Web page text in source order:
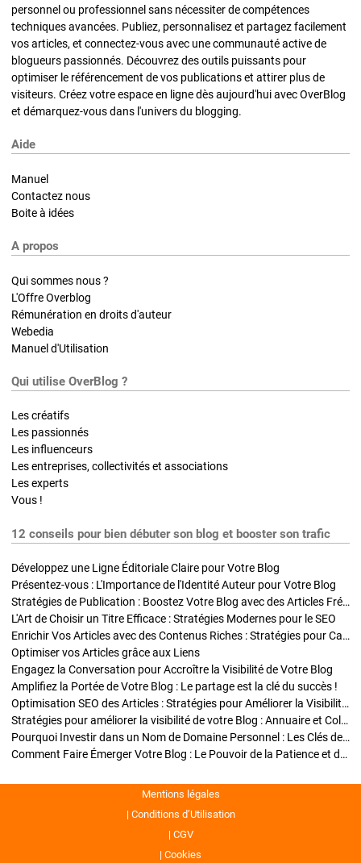
personnel ou professionnel sans nécessiter de compétences
techniques avancées. Publiez, personnalisez et partagez facilement
vos articles, et connectez-vous avec une communauté active de
blogueurs passionnés. Découvrez des outils puissants pour
optimiser le référencement de vos publications et attirer plus de
visiteurs. Créez votre espace en ligne dès aujourd'hui avec OverBlog
et démarquez-vous dans l'univers du blogging.
Aide
Manuel
Contactez nous
Boite à idées
A propos
Qui sommes nous ?
L'Offre Overblog
Rémunération en droits d'auteur
Webedia
Manuel d'Utilisation
Qui utilise OverBlog ?
Les créatifs
Les passionnés
Les influenceurs
Les entreprises, collectivités et associations
Les experts
Vous !
12 conseils pour bien débuter son blog et booster son trafic
Développez une Ligne Éditoriale Claire pour Votre Blog
Présentez-vous : L'Importance de l'Identité Auteur pour Votre Blog
Stratégies de Publication : Boostez Votre Blog avec des Articles Fréquents et Exclusifs
L'Art de Choisir un Titre Efficace : Stratégies Modernes pour le SEO
Enrichir Vos Articles avec des Contenus Riches : Stratégies pour Captiver et Optimiser
Optimiser vos Articles grâce aux Liens
Engagez la Conversation pour Accroître la Visibilité de Votre Blog
Amplifiez la Portée de Votre Blog : Le partage est la clé du succès !
Optimisation SEO des Articles : Stratégies pour Améliorer la Visibilité de Votre Blog
Stratégies pour améliorer la visibilité de votre Blog : Annuaire et Collaborations
Pourquoi Investir dans un Nom de Domaine Personnel : Les Clés de la Réussite de Votre Blog
Comment Faire Émerger Votre Blog : Le Pouvoir de la Patience et de la Persévérance
Mentions légales
Conditions d’Utilisation
CGV
Cookies